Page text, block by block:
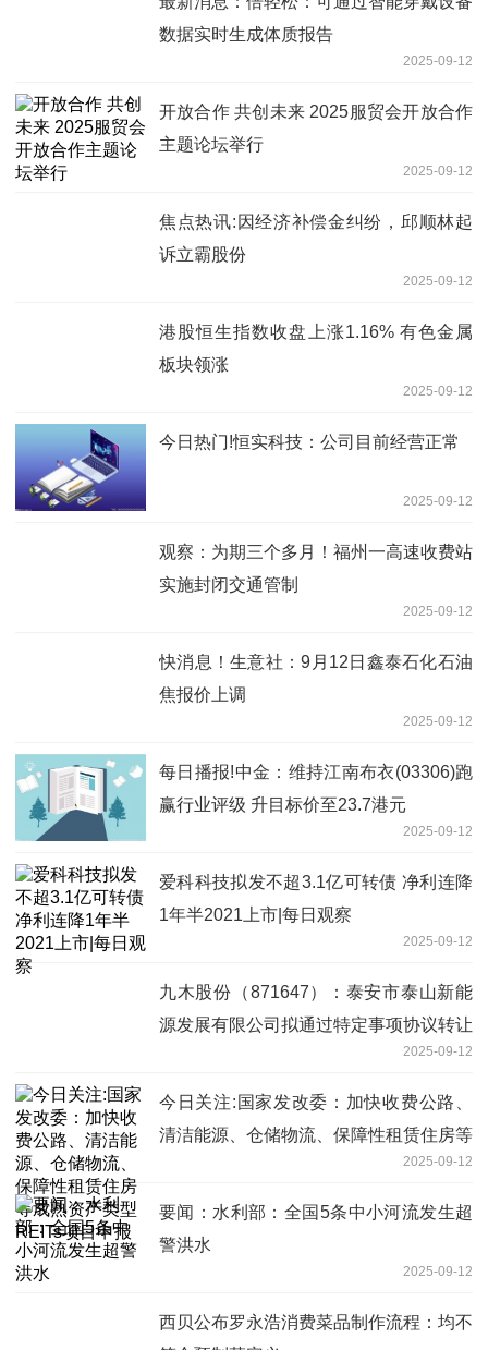
数据实时生成体质报告
2025-09-12
开放合作 共创未来 2025服贸会开放合作
主题论坛举行
2025-09-12
焦点热讯:因经济补偿金纠纷，邱顺林起
诉立霸股份
2025-09-12
港股恒生指数收盘上涨1.16% 有色金属
板块领涨
2025-09-12
今日热门!恒实科技：公司目前经营正常
2025-09-12
观察：为期三个多月！福州一高速收费站
实施封闭交通管制
2025-09-12
快消息！生意社：9月12日鑫泰石化石油
焦报价上调
2025-09-12
每日播报!中金：维持江南布衣(03306)跑
赢行业评级 升目标价至23.7港元
2025-09-12
爱科科技拟发不超3.1亿可转债 净利连降
1年半2021上市|每日观察
2025-09-12
九木股份（871647）：泰安市泰山新能
源发展有限公司拟通过特定事项协议转让
2025-09-12
今日关注:国家发改委：加快收费公路、
清洁能源、仓储物流、保障性租赁住房等
2025-09-12
要闻：水利部：全国5条中小河流发生超
警洪水
2025-09-12
西贝公布罗永浩消费菜品制作流程：均不